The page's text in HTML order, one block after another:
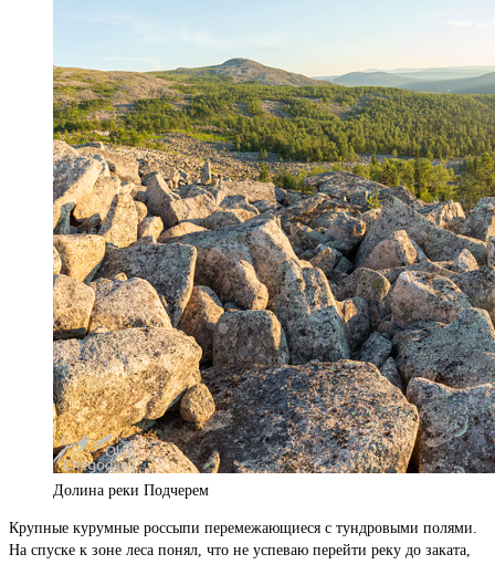
Долина реки Подчерем
Крупные курумные россыпи перемежающиеся с тундровыми полями.
На спуске к зоне леса понял, что не успеваю перейти реку до заката,